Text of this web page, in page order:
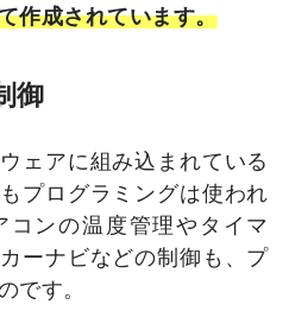
作成されています。
御
ェアに組み込まれている
プログラミングは使われ
コンの温度管理やタイマ
ーナビなどの制御も、プ
です。